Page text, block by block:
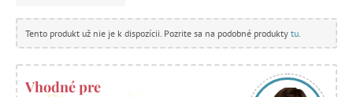
Tento produkt už nie je k dispozícii. Pozrite sa na podobné produkty tu
Vhodné pre